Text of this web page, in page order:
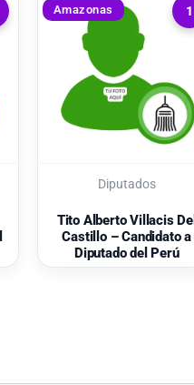
1
Amazonas
Diputados
Tito Alberto Villacis Del
Castillo – Candidato a
Diputado del Perú